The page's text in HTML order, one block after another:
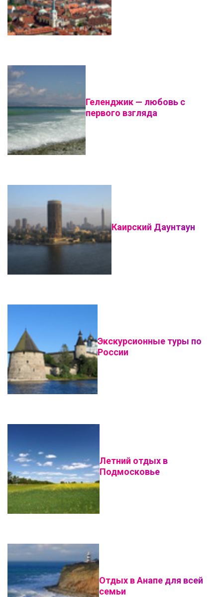
Геленджик — любовь с
первого взгляда
Каирский Даунтаун
Экскурсионные туры по
России
Летний отдых в
Подмосковье
Отдых в Анапе для всей
семьи